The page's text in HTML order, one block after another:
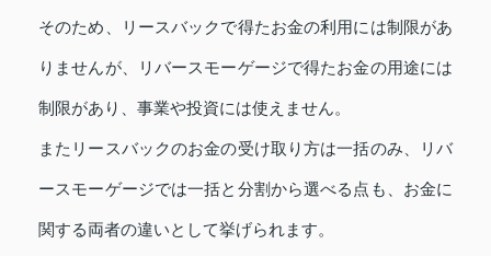
そのため、リースバックで得たお金の利用には制限があ
りませんが、リバースモーゲージで得たお金の用途には
制限があり、事業や投資には使えません。
またリースバックのお金の受け取り方は一括のみ、リバ
ースモーゲージでは一括と分割から選べる点も、お金に
関する両者の違いとして挙げられます。